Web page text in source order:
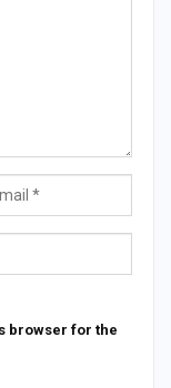
browser for the